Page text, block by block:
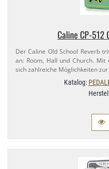
Caline CP-​512
Der Caline Old School Reverb
an: Room, Hall und Church.
sich zahlreiche Möglichkeiten
Katalog: